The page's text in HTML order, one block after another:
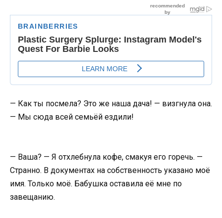
— Как ты посмела? Это же наша дача! — визгнула она.
— Мы сюда всей семьёй ездили!
— Ваша? — Я отхлебнула кофе, смакуя его горечь. —
Странно. В документах на собственность указано моё
имя. Только моё. Бабушка оставила её мне по
завещанию.